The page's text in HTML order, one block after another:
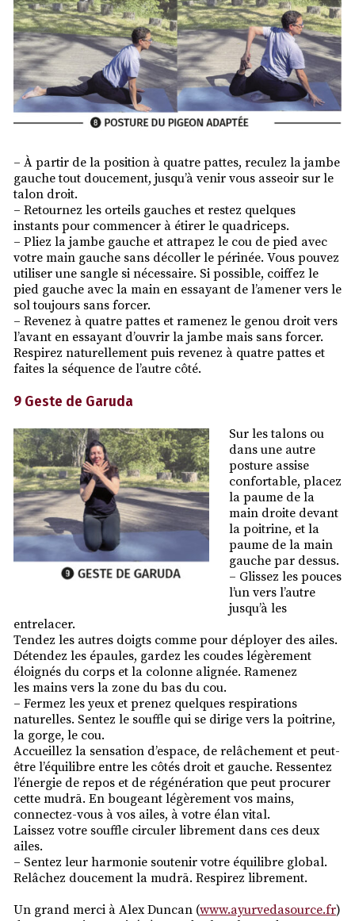
– À partir de la position à quatre pattes, reculez la jambe
gauche tout doucement, jusqu’à venir vous asseoir sur le
talon droit.
– Retournez les orteils gauches et restez quelques
instants pour commencer à étirer le quadriceps.
– Pliez la jambe gauche et attrapez le cou de pied avec
votre main gauche sans décoller le périnée. Vous pouvez
utiliser une sangle si nécessaire. Si possible, coiffez le
pied gauche avec la main en essayant de l’amener vers le
sol toujours sans forcer.
– Revenez à quatre pattes et ramenez le genou droit vers
l’avant en essayant d’ouvrir la jambe mais sans forcer.
Respirez naturellement puis revenez à quatre pattes et
faites la séquence de l’autre côté.
9 Geste de Garuda
Sur les talons ou
dans une autre
posture assise
confortable, placez
la paume de la
main droite devant
la poitrine, et la
paume de la main
gauche par dessus.
– Glissez les pouces
l’un vers l’autre
jusqu’à les
entrelacer.
Tendez les autres doigts comme pour déployer des ailes.
Détendez les épaules, gardez les coudes légèrement
éloignés du corps et la colonne alignée. Ramenez
les mains vers la zone du bas du cou.
– Fermez les yeux et prenez quelques respirations
naturelles. Sentez le souffle qui se dirige vers la poitrine,
la gorge, le cou.
Accueillez la sensation d’espace, de relâchement et peut-
être l’équilibre entre les côtés droit et gauche. Ressentez
l’énergie de repos et de régénération que peut procurer
cette mudrā. En bougeant légèrement vos mains,
connectez-vous à vos ailes, à votre élan vital.
Laissez votre souffle circuler librement dans ces deux
ailes.
– Sentez leur harmonie soutenir votre équilibre global.
Relâchez doucement la mudrā. Respirez librement.
Un grand merci à Alex Duncan (www.ayurvedasource.fr)